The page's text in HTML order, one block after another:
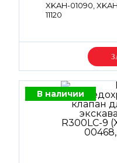
XKAH-01090,
11120
В наличии